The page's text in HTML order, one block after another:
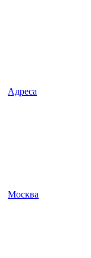
Адреса
Москва